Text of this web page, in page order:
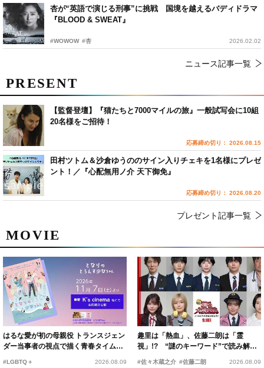
杏が“英語で演じる刑事”に挑戦 国境を越えるバディドラマ
『BLOOD & SWEAT』
#WOWOW #杏 2026.02.02
ニュース記事一覧
MOVIE
はるな愛が初の母親役 トランスジェン
ダー当事者の視点で描く青春タイムス
#LGBTQ＋ 2026.08.09
趣里は「熱血」、佐藤二朗は「霊
視」!? “謎のキーワード”で読み解く
『踊る大捜査線 N.E.W.』新メンバー
#佐々木蔵之介 #佐藤二朗 2026.08.09
PRESENT
【監督登壇】『猫たちと7000マイルの旅』一般試写会に10組
20名様をご招待！
応募締め切り： 2026.08.15
田村ツトム＆沙倉ゆうののサイン入りチェキを1名様にプレゼ
ント！／『心配無用ノ介 天下御免』
応募締め切り： 2026.08.20
プレゼント記事一覧